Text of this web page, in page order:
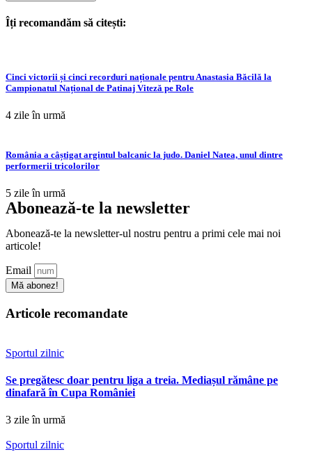
Îți recomandăm să citești:
Cinci victorii și cinci recorduri naționale pentru Anastasia Băcilă la
Campionatul Național de Patinaj Viteză pe Role
4 zile în urmă
România a câștigat argintul balcanic la judo. Daniel Natea, unul dintre
performerii tricolorilor
5 zile în urmă
Abonează-te la newsletter
Abonează-te la newsletter-ul nostru pentru a primi cele mai noi
articole!
Email
Mă abonez!
Articole recomandate
Sportul zilnic
Se pregătesc doar pentru liga a treia. Mediașul rămâne pe
dinafară în Cupa României
3 zile în urmă
Sportul zilnic